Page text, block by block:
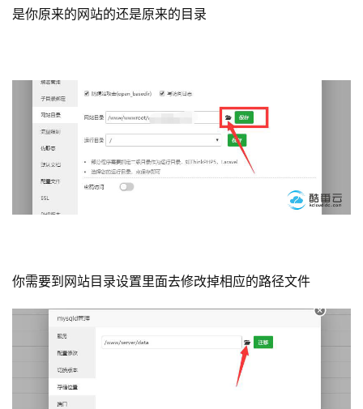
互
联
+
是你原来的网站的还是原来的目录
你需要到网站目录设置里面去修改掉相应的路径文件